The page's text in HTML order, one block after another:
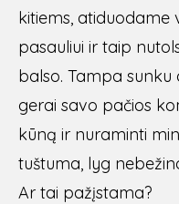
kitiems, atiduodame
pasauliui ir taip
balso. Tampa sunku
gerai savo pačios
kūną ir nuraminti
tuštuma, lyg
Ar tai pažįstama?